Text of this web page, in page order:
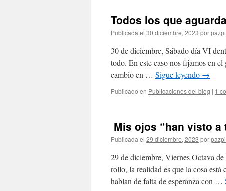
Todos los que
Publicada el 30 diciembre, 2023 por
30 de diciembre, Sábado día VI
todo. En este caso nos fijamos en
cambio en … Sigue leyendo →
Publicado en Publicaciones del blog | 1
Mis ojos “han visto a
Publicada el 29 diciembre, 2023 por
29 de diciembre, Viernes Octava
rollo, la realidad es que la cosa
hablan de falta de esperanza con …